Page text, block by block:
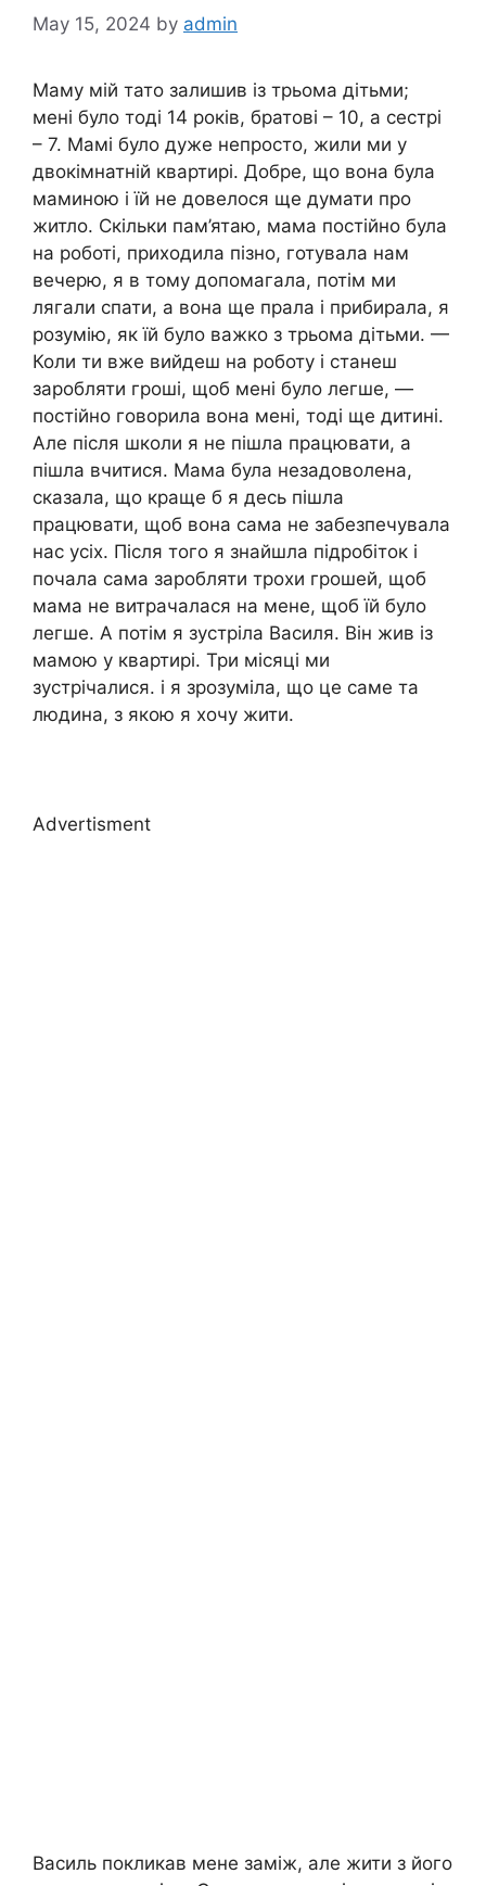
May 15, 2024 by admin
Маму мій тато залишив із трьома дітьми;
мені було тоді 14 років, братові – 10, а сестрі
– 7. Мамі було дуже непросто, жили ми у
двокімнатній квартирі. Добре, що вона була
маминою і їй не довелося ще думати про
житло. Скільки пам’ятаю, мама постійно була
на роботі, приходила пізно, готувала нам
вечерю, я в тому допомагала, потім ми
лягали спати, а вона ще прала і прибирала, я
розумію, як їй було важко з трьома дітьми. —
Коли ти вже вийдеш на роботу і станеш
заробляти гроші, щоб мені було легше, —
постійно говорила вона мені, тоді ще дитині.
Але після школи я не пішла працювати, а
пішла вчитися. Мама була незадоволена,
сказала, що краще б я десь пішла
працювати, щоб вона сама не забезпечувала
нас усіх. Після того я знайшла підробіток і
почала сама заробляти трохи грошей, щоб
мама не витрачалася на мене, щоб їй було
легше. А потім я зустріла Василя. Він жив із
мамою у квартирі. Три місяці ми
зустрічалися. і я зрозуміла, що це саме та
людина, з якою я хочу жити.
Advertisment
Василь покликав мене заміж, але жити з його